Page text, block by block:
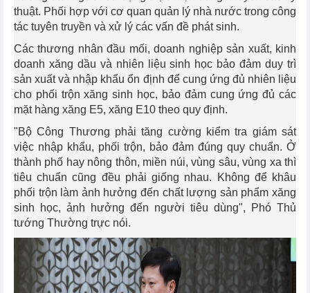
thuật. Phối hợp với cơ quan quản lý nhà nước trong công
tác tuyên truyền và xử lý các vấn đề phát sinh.
Các thương nhân đầu mối, doanh nghiệp sản xuất, kinh
doanh xăng dầu và nhiên liệu sinh học bảo đảm duy trì
sản xuất và nhập khẩu ổn định để cung ứng đủ nhiên liệu
cho phối trộn xăng sinh học, bảo đảm cung ứng đủ các
mặt hàng xăng E5, xăng E10 theo quy định.
"Bộ Công Thương phải tăng cường kiểm tra giám sát
việc nhập khẩu, phối trộn, bảo đảm đúng quy chuẩn. Ở
thành phố hay nông thôn, miền núi, vùng sâu, vùng xa thì
tiêu chuẩn cũng đều phải giống nhau. Không để khâu
phối trộn làm ảnh hưởng đến chất lượng sản phẩm xăng
sinh học, ảnh hưởng đến người tiêu dùng", Phó Thủ
tướng Thường trực nói.